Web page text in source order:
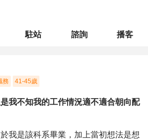
駐站 諮詢 播客
務 41-45歲
我不知我的工作情況適不適合朝向配
我是該科系畢業，加上當初想法是想